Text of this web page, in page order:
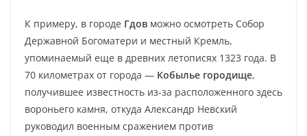
К примеру, в городе Гдов можно осмотреть Собор
Державной Богоматери и местный Кремль,
упоминаемый еще в древних летописях 1323 года. В
70 километрах от города — Кобылье городище,
получившее известность из-за расположенного здесь
вороньего камня, откуда Александр Невский
руководил военным сражением против